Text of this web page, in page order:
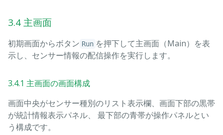
3.4 主画面
初期画面からボタン Run を押下して主画面（Main）を表
示し、センサー情報の配信操作を実行します。
3.4.1 主画面の画面構成
画面中央がセンサー種別のリスト表示欄、画面下部の黒帯
が統計情報表示パネル、 最下部の青帯が操作パネルとい
う構成です。